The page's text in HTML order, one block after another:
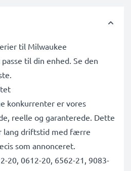
til Milwaukee
til din enhed. Se den
konkurrenter er vores
reelle og garanterede. Dette
lang driftstid med færre
som annonceret.
20, 0612-20, 6562-21, 9083-